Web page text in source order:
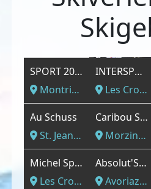
SPORT 2000 ARDENT SPORTS
Montriond, Hochsavoyen
INTERSPORT - INTERSPORT Michel Sports Champoussin
Les Crosets, Hochsavoyen
Au Schuss
St. Jean d´Aulps, Hochsavoyen
Caribou Sport
Morzine, Hochsavoyen
Michel Sports Les Crosets
Les Crosets, Hochsavoyen
Absolut'Sport
Avoriaz, Hochsavoyen